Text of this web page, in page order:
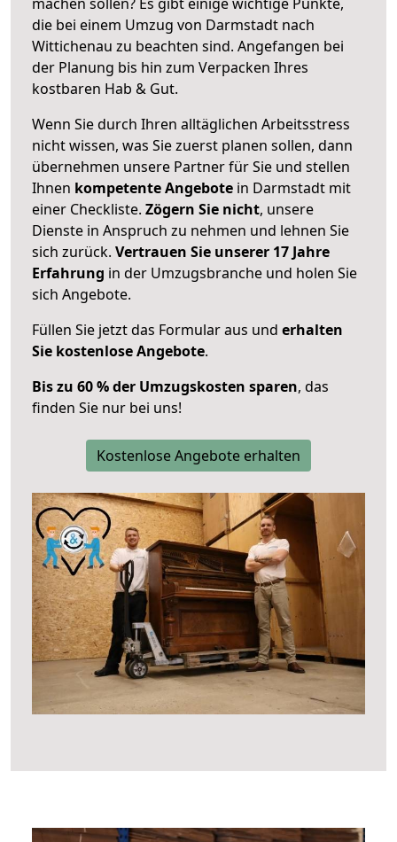
die bei einem Umzug von Darmstadt nach
Wittichenau zu beachten sind. Angefangen bei
der Planung bis hin zum Verpacken Ihres
kostbaren Hab & Gut.
Wenn Sie durch Ihren alltäglichen Arbeitsstress
nicht wissen, was Sie zuerst planen sollen, dann
übernehmen unsere Partner für Sie und stellen
Ihnen kompetente Angebote in Darmstadt mit
einer Checkliste. Zögern Sie nicht, unsere
Dienste in Anspruch zu nehmen und lehnen Sie
sich zurück. Vertrauen Sie unserer 17 Jahre
Erfahrung in der Umzugsbranche und holen Sie
sich Angebote.
Füllen Sie jetzt das Formular aus und erhalten
Sie kostenlose Angebote.
Bis zu 60 % der Umzugskosten sparen, das
finden Sie nur bei uns!
Kostenlose Angebote erhalten